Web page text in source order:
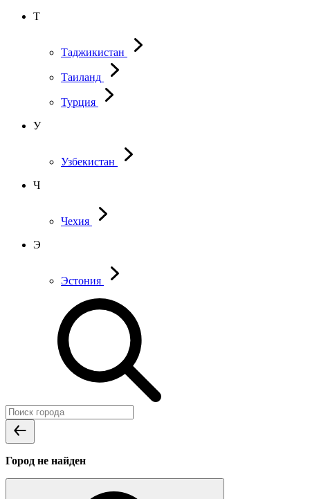
Т
Таджикистан
Таиланд
Турция
У
Узбекистан
Ч
Чехия
Э
Эстония
Город не найден